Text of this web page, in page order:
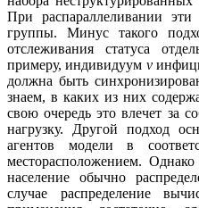
При распараллеливании эти
группы. Минус такого
отслеживания статуса
примеру, индивидуум v
должна быть
знаем, в каких из них
свою очередь это влечет за
нагрузку. Другой подход
агентов модели в
месторасположением.
население обычно
случае распределение